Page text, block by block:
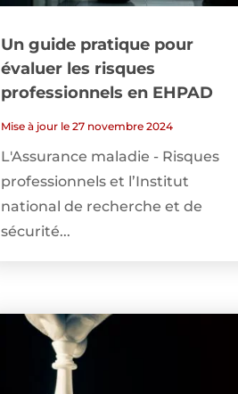
Un guide pratique pour
évaluer les risques
professionnels en EHPAD
Mise à jour le 27 novembre 2024
L'Assurance maladie - Risques
professionnels et l’Institut
national de recherche et de
sécurité...